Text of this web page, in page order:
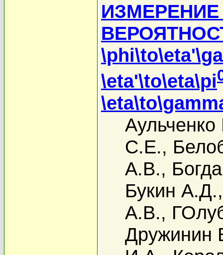
\eta'\to\eta\pi
С.Е.,
А.В.,
Букин А.Д.
А.В.,
Дружинин